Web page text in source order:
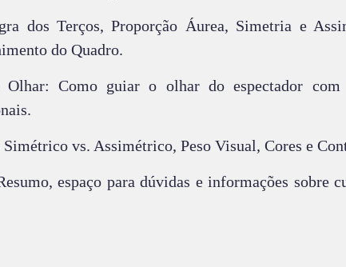
dos Terços, Proporção Áurea, Simetria e
do Quadro.
Como guiar o olhar do espectador com
vs. Assimétrico, Peso Visual, Cores e
espaço para dúvidas e informações sobre